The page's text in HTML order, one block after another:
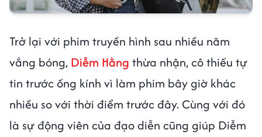
Trở lại với phim truyền hình sau nhiều năm
vắng bóng, Diễm Hằng thừa nhận, cô thiếu tự
tin trước ống kính vì làm phim bây giờ khác
nhiều so với thời điểm trước đây. Cùng với đó
là sự động viên của đạo diễn cũng giúp Diễm